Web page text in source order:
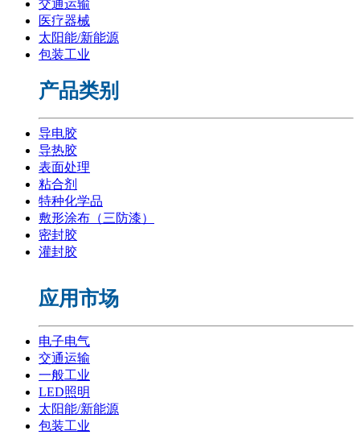
交通运输
医疗器械
太阳能/新能源
包装工业
产品类别
导电胶
导热胶
表面处理
粘合剂
特种化学品
敷形涂布（三防漆）
密封胶
灌封胶
应用市场
电子电气
交通运输
一般工业
LED照明
太阳能/新能源
包装工业